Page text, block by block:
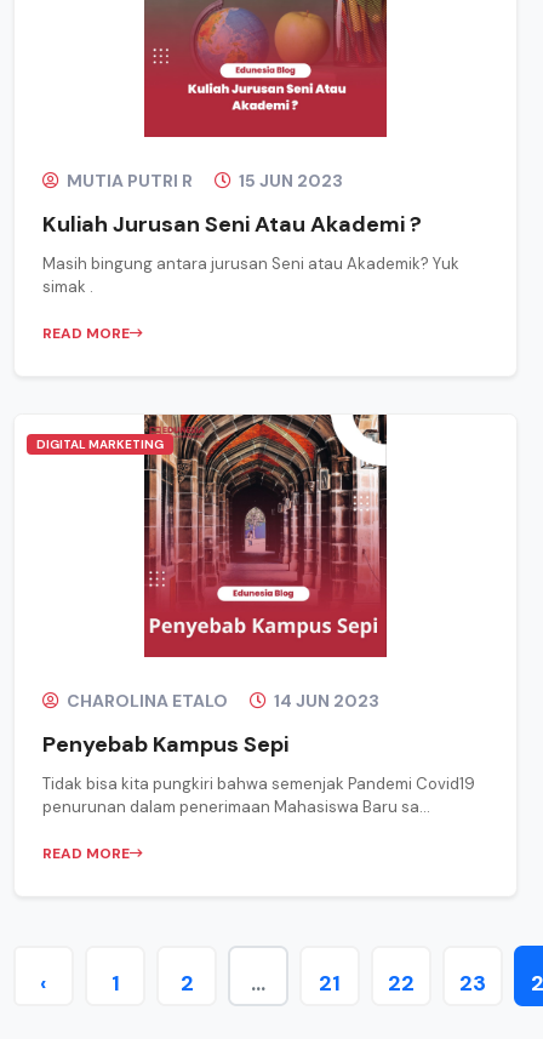
MUTIA PUTRI R 15 JUN 2023
Kuliah Jurusan Seni Atau Akademi ?
Masih bingung antara jurusan Seni atau Akademik? Yuk
simak .
READ MORE
DIGITAL MARKETING
CHAROLINA ETALO 14 JUN 2023
Penyebab Kampus Sepi
Tidak bisa kita pungkiri bahwa semenjak Pandemi Covid19
penurunan dalam penerimaan Mahasiswa Baru sa...
READ MORE
‹ 1 2 ... 21 22 23